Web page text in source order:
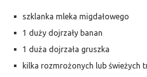
szklanka mleka migdałowego
1 duży dojrzały banan
1 duża dojrzała gruszka
kilka rozmrożonych lub świeżych